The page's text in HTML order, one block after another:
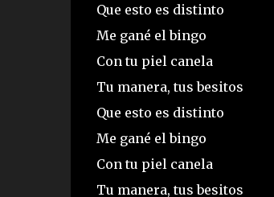
Que esto es distinto
Me gané el bingo
Con tu piel canela
Tu manera, tus besitos
Que esto es distinto
Me gané el bingo
Con tu piel canela
Tu manera, tus besitos